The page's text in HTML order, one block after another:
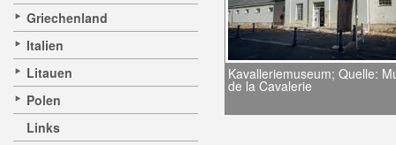
Griechenland
Italien
Litauen
Polen
Links
Kavalleriemuseum; Quelle:
de la Cavalerie